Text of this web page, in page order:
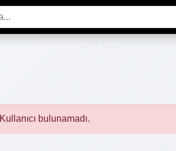
Kullanıcı bulunamadı.